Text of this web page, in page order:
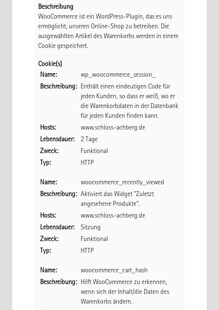
Beschreibung
WooCommerce ist ein WordPress-Plugin, das es uns
ermöglicht, unseren Online-Shop zu betreiben. Die
ausgewählten Artikel des Warenkorbs werden in einem
Cookie gespeichert.
Cookie(s)
Name:
wp_woocommerce_session_
Beschreibung:
Enthält einen eindeutigen Code für
jeden Kunden, so dass er weiß, wo er
die Warenkorbdaten in der Datenbank
für jeden Kunden finden kann.
Hosts:
www.schloss-achberg.de
Lebensdauer:
2 Tage
Zweck:
Funktional
Typ:
HTTP
Name:
woocommerce_recently_viewed
Beschreibung: Aktiviert das Widget "Zuletzt
angesehene Produkte".
Hosts:
www.schloss-achberg.de
Lebensdauer:
Sitzung
Zweck:
Funktional
Typ:
HTTP
Name:
woocommerce_cart_hash
Beschreibung:
Hilft WooCommerce zu erkennen,
wenn sich der Inhalt/die Daten des
Warenkorbs ändern.